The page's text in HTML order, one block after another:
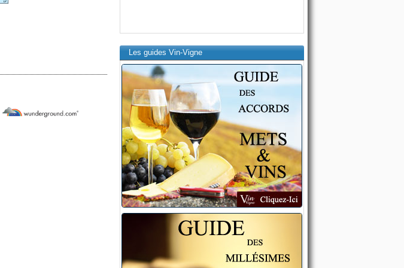
Les guides Vin-Vigne